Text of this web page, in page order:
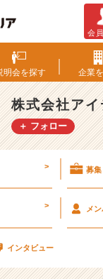
職
名」
で
言
わ
な
【株
社
ア
会
明会を探す 企業を
株式会社ア
＋ フォロー
> 募集
> メ
インタビュー